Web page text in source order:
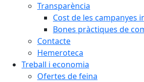
Transparència
Cost de les campanyes
Bones pràctiques de
Contacte
Hemeroteca
Treball i economia
Ofertes de feina